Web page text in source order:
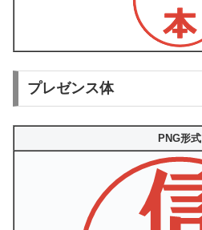
プレゼンス体
PNG形式